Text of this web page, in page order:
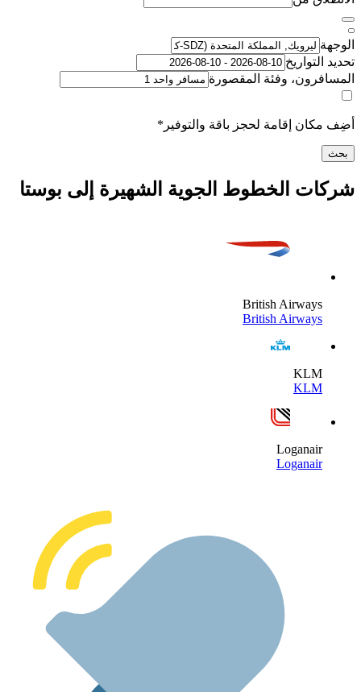
وفئة المقصورة
إقامة لحجز باقة والتوفير*
الخطوط الجوية الشهيرة إلى بوستا
British
British